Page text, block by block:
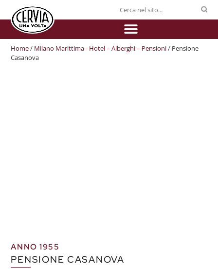
Home/ Milano Marittima - Hotel – Alberghi – Pensioni/ Pensione
Casanova
ANNO 1955
PENSIONE CASANOVA